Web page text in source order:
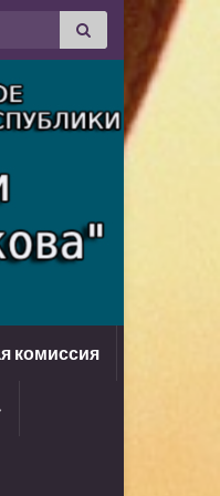
комиссия